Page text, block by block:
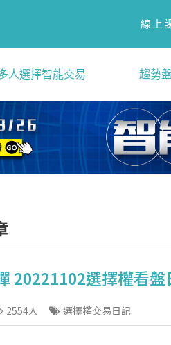
線上
人選擇智能交易 趨勢
20221102選擇權看盤
2554人 選擇權交易日記